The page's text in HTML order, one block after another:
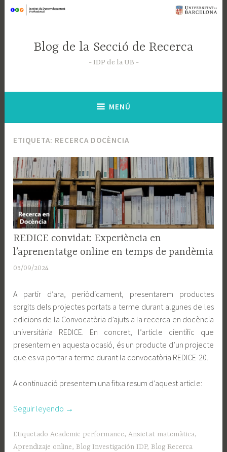
Saltar
Blog de la Secció de Recerca
IDP de la UB
MENÚ
ETIQUETA: RECERCA DOCÈNCIA
RECERCA
EN
DOCÈNCIA
REDICE convidat: Experiència en
l’aprenentatge online en temps de pandèmia
05/09/2024
m
i
n
A partir d’ara, periòdicament, presentarem productes
sorgits dels projectes portats a terme durant algunes de les
edicions de la Convocatòria d’ajuts a la recerca en docència
universitària REDICE. En concret, l’article científic que
presentem en aquesta ocasió, és un producte d’un projecte
que es va portar a terme durant la convocatòria REDICE-20.
A continuació presentem una fitxa resum d’aquest article:
Seguir leyendo «REDICE
Experiència
en
→
EtiquetadoAcademic performance,Ansietat matemàtica,
Aprendizaje online, Blog Investigación IDP, Blog Recerca